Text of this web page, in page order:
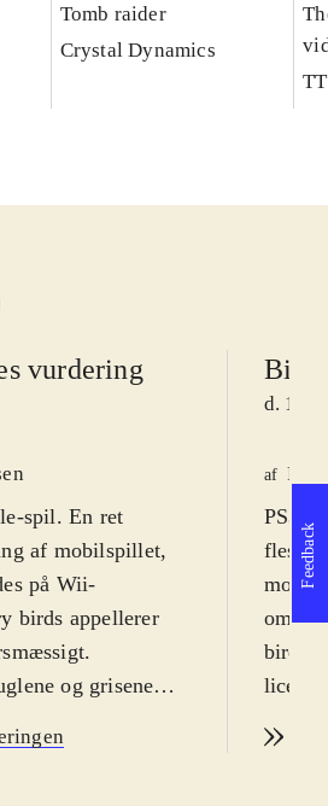
Tomb raider
Crystal Dynamics
vurdering
spil. En ret
af mobilspillet,
på Wii-
birds appellerer
og grisene
og
d. 19.
af
PS3,
fleste,
om
birds.
Spillet
Feedback